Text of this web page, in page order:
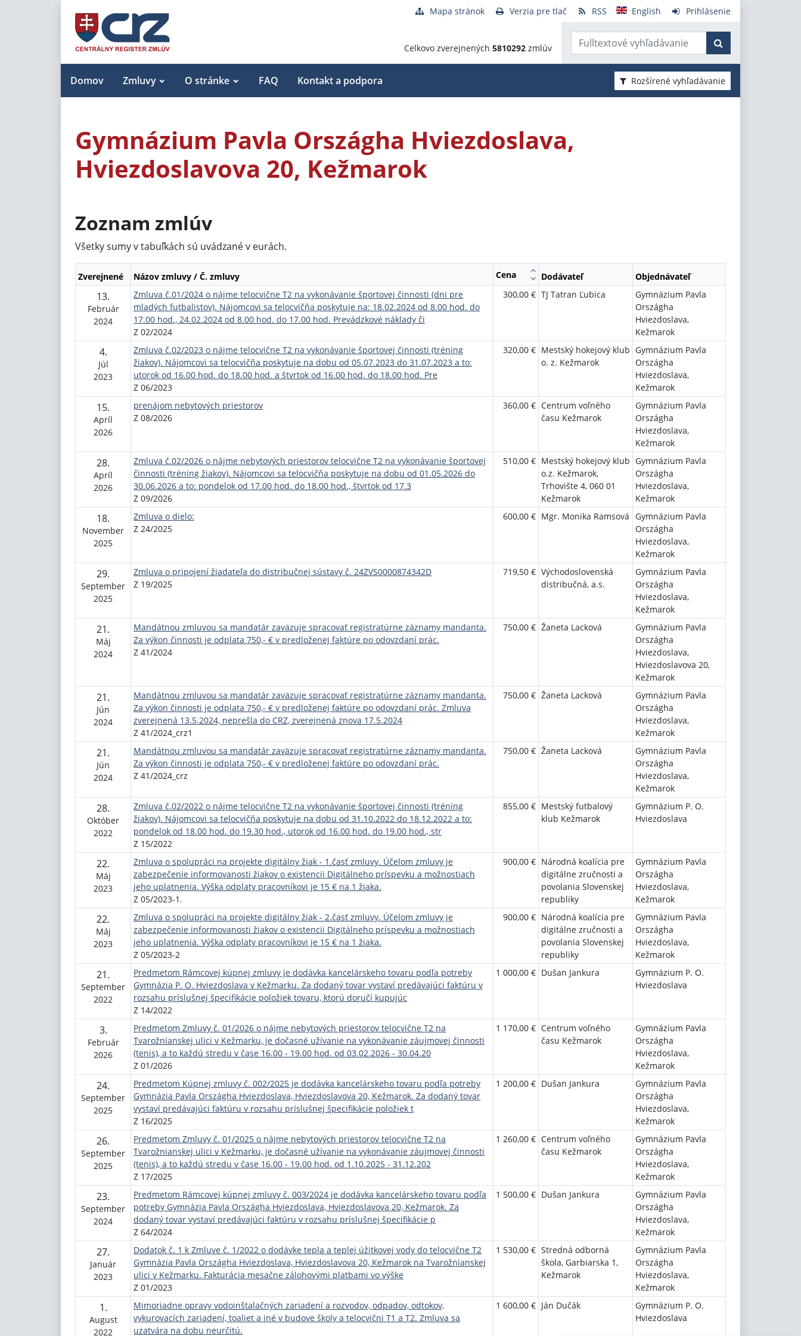
Mapa stránok Verzia pre tlač RSS English Prihlásenie
Celkovo zverejnených 5810292 zmlúv
Domov Zmluvy O stránke FAQ Kontakt a podpora Rozšírené vyhľadávanie
Gymnázium Pavla Országha Hviezdoslava,
Hviezdoslavova 20, Kežmarok
Zoznam zmlúv
Všetky sumy v tabuľkách sú uvádzané v eurách.
Zverejnené Názov zmluvy / Č. zmluvy Cena Dodávateľ Objednávateľ
13.
Február
2024
Zmluva č.01/2024 o nájme telocvične T2 na vykonávanie športovej činnosti (dni pre
mladých futbalistov). Nájomcovi sa telocvičňa poskytuje na: 18.02.2024 od 8.00 hod. do
17.00 hod., 24.02.2024 od 8.00 hod. do 17.00 hod. Prevádzkové náklady či
Z 02/2024
300,00 € TJ Tatran Ľubica
Gymnázium Pavla
Országha
Hviezdoslava,
Kežmarok
4.
Júl
2023
Zmluva č.02/2023 o nájme telocvične T2 na vykonávanie športovej činnosti (tréning
žiakov). Nájomcovi sa telocvičňa poskytuje na dobu od 05.07.2023 do 31.07.2023 a to:
utorok od 16.00 hod. do 18.00 hod. a štvrtok od 16.00 hod. do 18.00 hod. Pre
Z 06/2023
320,00 € Mestský hokejový klub
o. z. Kežmarok
Gymnázium Pavla
Országha
Hviezdoslava,
Kežmarok
15.
Apríl
2026
prenájom nebytových priestorov
Z 08/2026
360,00 € Centrum voľného
času Kežmarok
Gymnázium Pavla
Országha
Hviezdoslava,
Kežmarok
28.
Apríl
2026
Zmluva č.02/2026 o nájme nebytových priestorov telocvične T2 na vykonávanie športovej
činnosti (tréning žiakov). Nájomcovi sa telocvičňa poskytuje na dobu od 01.05.2026 do
30.06.2026 a to: pondelok od 17.00 hod. do 18.00 hod., štvrtok od 17.3
Z 09/2026
510,00 € Mestský hokejový klub
o.z. Kežmarok,
Trhovište 4, 060 01
Kežmarok
Gymnázium Pavla
Országha
Hviezdoslava,
Kežmarok
18.
November
2025
Zmluva o dielo:
Z 24/2025
600,00 € Mgr. Monika Ramsová Gymnázium Pavla
Országha
Hviezdoslava,
Kežmarok
29.
September
2025
Zmluva o pripojení žiadateľa do distribučnej sústavy č. 24ZVS0000874342D
Z 19/2025
719,50 € Východoslovenská
distribučná, a.s.
Gymnázium Pavla
Országha
Hviezdoslava,
Kežmarok
21.
Máj
2024
Mandátnou zmluvou sa mandatár zaväzuje spracovať registratúrne záznamy mandanta.
Za výkon činnosti je odplata 750,- € v predloženej faktúre po odovzdaní prác.
Z 41/2024
750,00 € Žaneta Lacková
Gymnázium Pavla
Országha
Hviezdoslava,
Hviezdoslavova 20,
Kežmarok
21.
Jún
2024
Mandátnou zmluvou sa mandatár zaväzuje spracovať registratúrne záznamy mandanta.
Za výkon činnosti je odplata 750,- € v predloženej faktúre po odovzdaní prác. Zmluva
zverejnená 13.5.2024, neprešla do CRZ, zverejnená znova 17.5.2024
Z 41/2024_crz1
750,00 € Žaneta Lacková
Gymnázium Pavla
Országha
Hviezdoslava,
Kežmarok
21.
Jún
2024
Mandátnou zmluvou sa mandatár zaväzuje spracovať registratúrne záznamy mandanta.
Za výkon činnosti je odplata 750,- € v predloženej faktúre po odovzdaní prác.
Z 41/2024_crz
750,00 € Žaneta Lacková
Gymnázium Pavla
Országha
Hviezdoslava,
Kežmarok
28.
Október
2022
Zmluva č.02/2022 o nájme telocvične T2 na vykonávanie športovej činnosti (tréning
žiakov). Nájomcovi sa telocvičňa poskytuje na dobu od 31.10.2022 do 18.12.2022 a to:
pondelok od 18.00 hod. do 19.30 hod., utorok od 16.00 hod. do 19.00 hod., str
Z 15/2022
855,00 € Mestský futbalový
klub Kežmarok
Gymnázium P. O.
Hviezdoslava
22.
Máj
2023
Zmluva o spolupráci na projekte digitálny žiak - 1.časť zmluvy. Účelom zmluvy je
zabezpečenie informovanosti žiakov o existencii Digitálneho príspevku a možnostiach
jeho uplatnenia. Výška odplaty pracovníkovi je 15 € na 1 žiaka.
Z 05/2023-1.
900,00 € Národná koalícia pre
digitálne zručnosti a
povolania Slovenskej
republiky
Gymnázium Pavla
Országha
Hviezdoslava,
Kežmarok
22.
Máj
2023
Zmluva o spolupráci na projekte digitálny žiak - 2.časť zmluvy. Účelom zmluvy je
zabezpečenie informovanosti žiakov o existencii Digitálneho príspevku a možnostiach
jeho uplatnenia. Výška odplaty pracovníkovi je 15 € na 1 žiaka.
Z 05/2023-2
900,00 € Národná koalícia pre
digitálne zručnosti a
povolania Slovenskej
republiky
Gymnázium Pavla
Országha
Hviezdoslava,
Kežmarok
21.
September
2022
Predmetom Rámcovej kúpnej zmluvy je dodávka kancelárskeho tovaru podľa potreby
Gymnázia P. O. Hviezdoslava v Kežmarku. Za dodaný tovar vystaví predávajúci faktúru v
rozsahu príslušnej špecifikácie položiek tovaru, ktorú doručí kupujúc
Z 14/2022
1 000,00 € Dušan Jankura
Gymnázium P. O.
Hviezdoslava
3.
Február
2026
Predmetom Zmluvy č. 01/2026 o nájme nebytových priestorov telocvične T2 na
Tvarožnianskej ulici v Kežmarku, je dočasné užívanie na vykonávanie záujmovej činnosti
(tenis), a to každú stredu v čase 16.00 - 19.00 hod. od 03.02.2026 - 30.04.20
Z 01/2026
1 170,00 € Centrum voľného
času Kežmarok
Gymnázium Pavla
Országha
Hviezdoslava,
Kežmarok
24.
September
2025
Predmetom Kúpnej zmluvy č. 002/2025 je dodávka kancelárskeho tovaru podľa potreby
Gymnázia Pavla Országha Hviezdoslava, Hviezdoslavova 20, Kežmarok. Za dodaný tovar
vystaví predávajúci faktúru v rozsahu príslušnej špecifikácie položiek t
Z 16/2025
1 200,00 € Dušan Jankura
Gymnázium Pavla
Országha
Hviezdoslava,
Kežmarok
26.
September
2025
Predmetom Zmluvy č. 01/2025 o nájme nebytových priestorov telocvične T2 na
Tvarožnianskej ulici v Kežmarku, je dočasné užívanie na vykonávanie záujmovej činnosti
(tenis), a to každú stredu v čase 16.00 - 19.00 hod. od 1.10.2025 - 31.12.202
Z 17/2025
1 260,00 € Centrum voľného
času Kežmarok
Gymnázium Pavla
Országha
Hviezdoslava,
Kežmarok
23.
September
2024
Predmetom Rámcovej kúpnej zmluvy č. 003/2024 je dodávka kancelárskeho tovaru podľa
potreby Gymnázia Pavla Országha Hviezdoslava, Hviezdoslavova 20, Kežmarok. Za
dodaný tovar vystaví predávajúci faktúru v rozsahu príslušnej špecifikácie p
Z 64/2024
1 500,00 € Dušan Jankura
Gymnázium Pavla
Országha
Hviezdoslava,
Kežmarok
27.
Január
2023
Dodatok č. 1 k Zmluve č. 1/2022 o dodávke tepla a teplej úžitkovej vody do telocvične T2
Gymnázia Pavla Országha Hviezdoslava, Hviezdoslavova 20, Kežmarok na Tvarožnianskej
ulici v Kežmarku. Fakturácia mesačne zálohovými platbami vo výške
Z 01/2023
1 530,00 € Stredná odborná
škola, Garbiarska 1,
Kežmarok
Gymnázium Pavla
Országha
Hviezdoslava,
Kežmarok
1.
August
2022
Mimoriadne opravy vodoinštalačných zariadení a rozvodov, odpadov, odtokov,
vykurovacích zariadení, toaliet a iné v budove školy a telocvični T1 a T2. Zmluva sa
uzatvára na dobu neurčitú.
1 600,00 € Ján Dučák
Gymnázium P. O.
Hviezdoslava